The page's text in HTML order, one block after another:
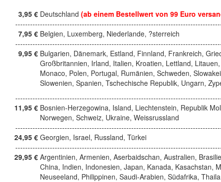
3,95 € Deutschland (ab einem Bestellwert von 99 Euro
7,95 € Belgien, Luxemberg, Niederlande, ?sterreich
9,95 € Bulgarien, Dänemark, Estland, Finnland, Frankreich,
Großbritannien, Irland, Italien, Kroatien, Lettland, Litauen,
Monaco, Polen, Portugal, Rumänien, Schweden,
Slowenien, Spanien, Tschechische Republik, Ungarn,
11,95 € Bosnien-Herzegowina, Island, Liechtenstein, Republik
Norwegen, Schweiz, Ukraine, Weissrussland
24,95 € Georgien, Israel, Russland, Türkei
29,95 € Argentinien, Armenien, Aserbaidschan, Australien,
China, Indien, Indonesien, Japan, Kanada, Kasachstan,
Neuseeland, Philippinen, Saudi-Arabien, Südafrika,